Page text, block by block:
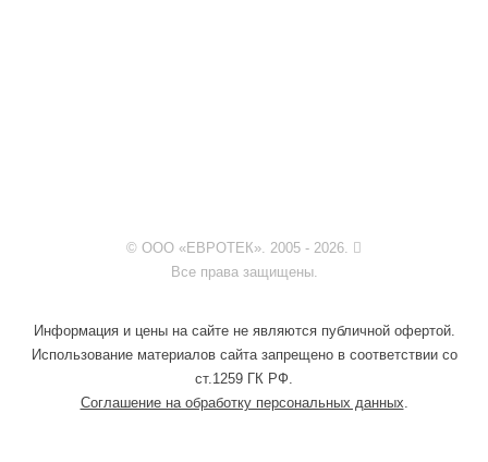
© ООО «ЕВРОТЕК». 2005 - 2026.
Все права защищены.
Информация и цены на сайте не являются публичной офертой.
Использование материалов сайта запрещено в соответствии со
ст.1259 ГК РФ.
Соглашение на обработку персональных данных